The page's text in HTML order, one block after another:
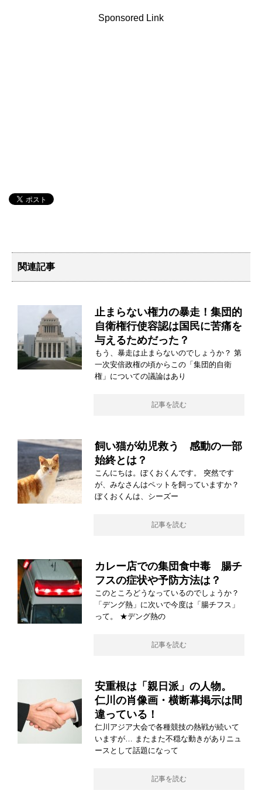
Sponsored Link
関連記事
止まらない権力の暴走！集団的
自衛権行使容認は国民に苦痛を
与えるためだった？
もう、暴走は止まらないのでしょうか？ 第
一次安倍政権の頃からこの「集団的自衛
権」についての議論はあり
記事を読む
飼い猫が幼児救う 感動の一部
始終とは？
こんにちは。ぼくおくんです。 突然です
が、みなさんはペットを飼っていますか？
ぼくおくんは、シーズー
記事を読む
カレー店での集団食中毒 腸チ
フスの症状や予防方法は？
このところどうなっているのでしょうか？
「デング熱」に次いで今度は「腸チフス」
って。 ★デング熱の
記事を読む
安重根は「親日派」の人物。
仁川の肖像画・横断幕掲示は間
違っている！
仁川アジア大会で各種競技の熱戦が続いて
いますが… またまた不穏な動きがありニュ
ースとして話題になって
記事を読む